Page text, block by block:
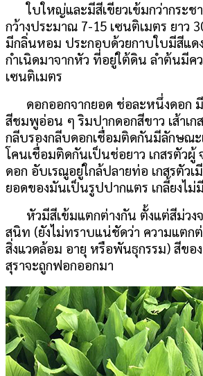
ใบใหญ่และมีสีเขียวเข้มกว่ากระช
กว้างประมาณ 7-15 เซนติเมตร ยาว
มีกลิ่นหอม ประกอบด้วยกาบใบมีสีแด
กำเนิดมาจากหัว ที่อยู่ใต้ดิน ลำต้นมีค
เซนติเมตร
ดอกออกจากยอด ช่อละหนึ่งดอก มี
สีชมพูอ่อน ๆ ริมปากดอกสีขาว เส้าเกส
กลีบรองกลีบดอกเชื่อมติดกันมีลักษณ
โคนเชื่อมติดกันเป็นช่อยาว เกสรตัวผู้
ดอก อับเรณูอยู่ใกล้ปลายท่อ เกสรตัวเ
ยอดของมันเป็นรูปปากแตร เกลี้ยงไม่
หัวมีสีเข้มแตกต่างกัน ตั้งแต่สีม่วงจ
สนิท (ยังไม่ทราบแน่ชัดว่า ความแตก
สิ่งแวดล้อม อายุ หรือพันธุกรรม) สีขอ
สุราจะถูกฟอกออกมา